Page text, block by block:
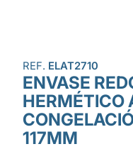
REF. ELAT2710
ENVASE
HERMÉTICO
117MM